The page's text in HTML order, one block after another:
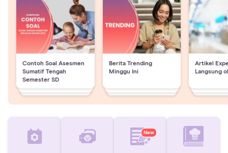
Contoh Soal Asesmen
Sumatif Tengah
Semester SD
Berita Trending
Minggu Ini
Artikel
Langsung
New